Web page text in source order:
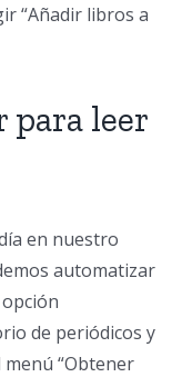
“Añadir libros a
para leer
en nuestro
automatizar
de periódicos y
“Obtener